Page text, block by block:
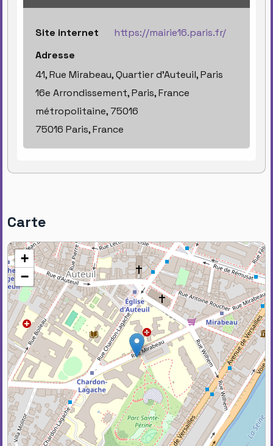
Site internet
https://mairie16.paris.fr/
Adresse
41, Rue Mirabeau, Quartier d'Auteuil, Paris
16e Arrondissement, Paris, France
métropolitaine, 75016
75016 Paris, France
Carte
+
−